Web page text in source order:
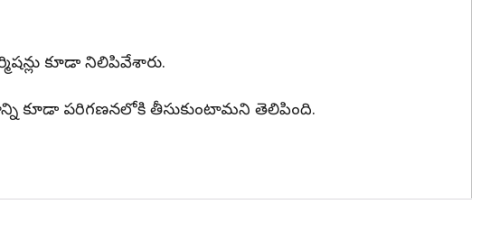
కూడా నిలిపివేశారు.
కూడా పరిగణనలోకి తీసుకుంటామని తెలిపింది.